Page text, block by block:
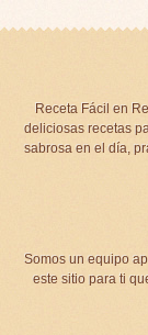
Receta Fácil en
deliciosas recetas
sabrosa en el día,
Somos un equipo
este sitio para ti